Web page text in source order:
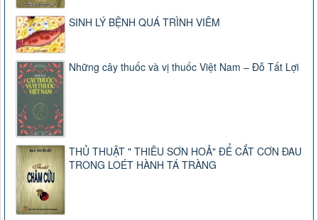
SINH LÝ BỆNH QUÁ TRÌNH VIÊM
Những cây thuốc và vị thuốc Việt Nam – Đỗ Tất Lợi
THỦ THUẬT " THIÊU SƠN HOẢ" ĐỂ CẮT CƠN ĐAU
TRONG LOÉT HÀNH TÁ TRÀNG